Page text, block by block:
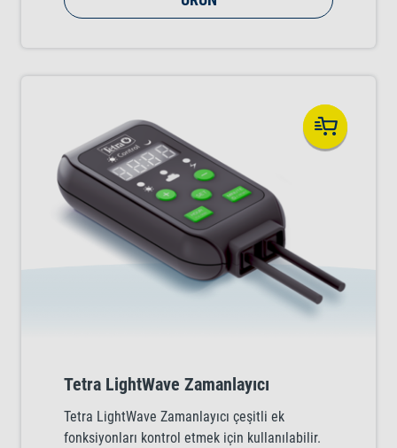
Tetra LightWave Zamanlayıcı
Tetra LightWave Zamanlayıcı çeşitli ek
fonksiyonları kontrol etmek için kullanılabilir.